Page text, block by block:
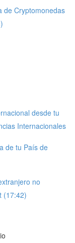
de Cryptomonedas
desde tu
Internacionales
de tu País de
no
(17:42)